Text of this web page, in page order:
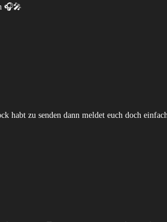
🎧🎤
habt zu senden dann meldet euch doch